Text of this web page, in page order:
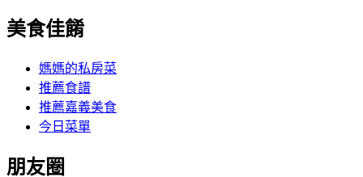
美食佳餚
媽媽的私房菜
推薦食譜
推薦嘉義美食
今日菜單
朋友圈